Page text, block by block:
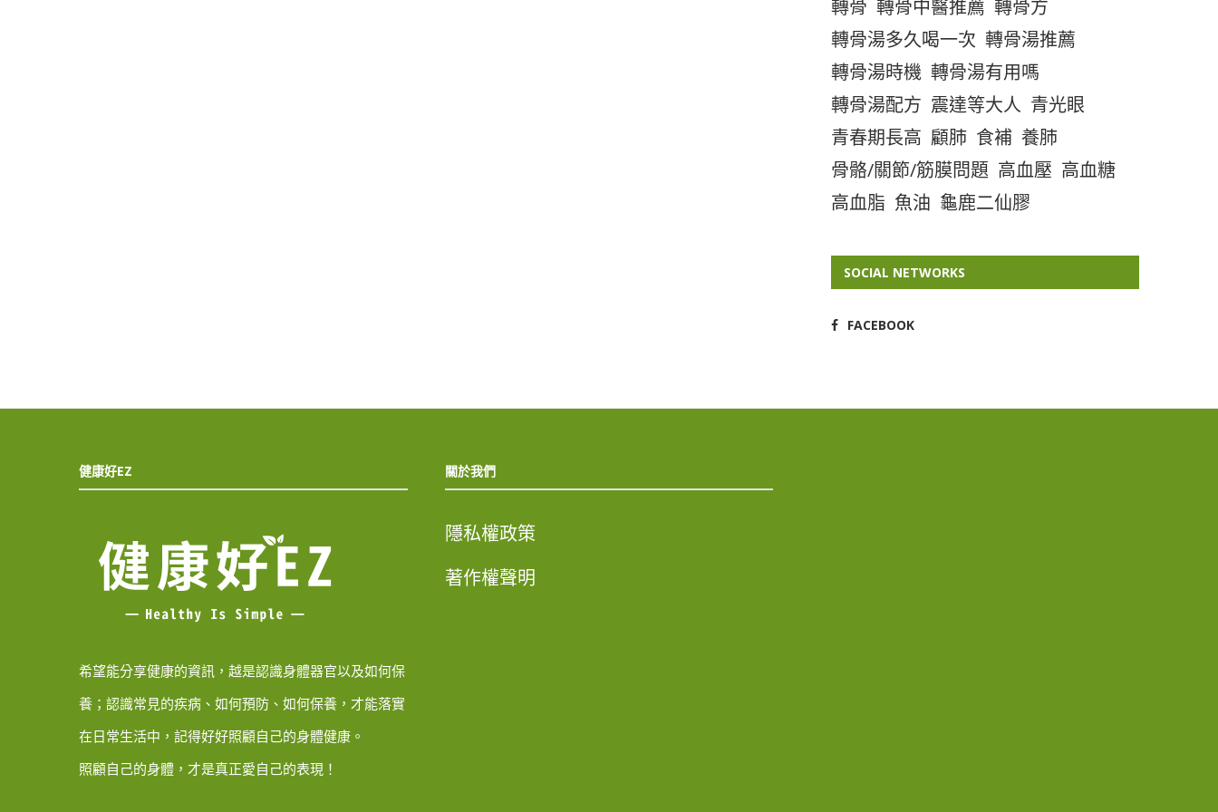
轉骨 轉骨中醫推薦 轉骨方
轉骨湯多久喝一次 轉骨湯推薦
轉骨湯時機 轉骨湯有用嗎
轉骨湯配方 震達等大人 青光眼
青春期長高 顧肺 食補 養肺
骨骼/關節/筋膜問題 高血壓 高血糖
高血脂 魚油 龜鹿二仙膠
SOCIAL NETWORKS
FACEBOOK
健康好EZ
希望能分享健康的資訊，越是認識身體器官以及如何保
養；認識常見的疾病、如何預防、如何保養，才能落實
在日常生活中，記得好好照顧自己的身體健康。
照顧自己的身體，才是真正愛自己的表現！
關於我們
隱私權政策
著作權聲明